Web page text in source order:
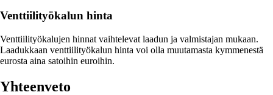
Venttiilityökalun hinta
Venttiilityökalujen hinnat vaihtelevat laadun ja valmistajan mukaan.
Laadukkaan venttiilityökalun hinta voi olla muutamasta kymmenestä
eurosta aina satoihin euroihin.
Yhteenveto